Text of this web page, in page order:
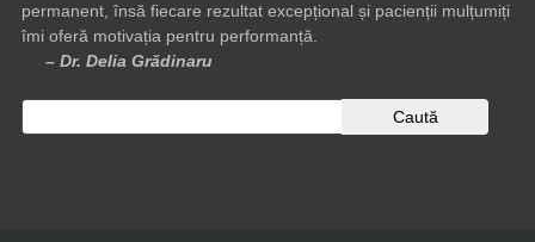
permanent, însă fiecare rezultat excepțional și pacienții mulțumiți
îmi oferă motivația pentru performanță.
– Dr. Delia Grădinaru